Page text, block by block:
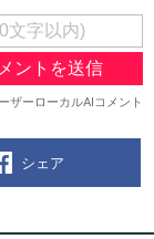
シェア